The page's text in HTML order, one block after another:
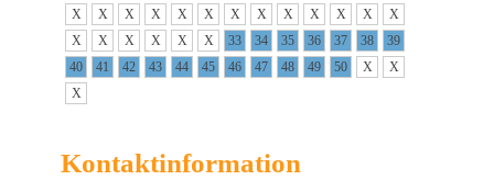
X X X X X X X X X X X X
X
X
X X X X X 33 34 35 36 37 38
39
40
41 42 43 44 45 46 47 48 49 50 X
X
X
Kontaktinformation